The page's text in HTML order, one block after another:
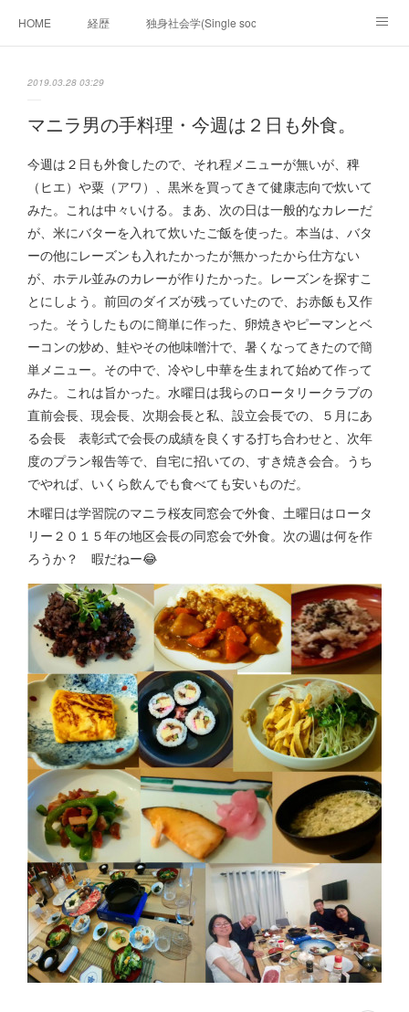
HOME 経歴 独身社会学(Single sociology)と高齢化社会学
移動出来て、工場で作る建物。未来２１００研究所
「心神の夢想２０２０」 フィリピンマンションは買うべきでは無い理由は全
海外生活の掟
フィリピンの問題点 フィリピンの歴史
未来２１００研究所他のアイデアマニラ男の手料理 総集編
https://globalclub.amebaownd.com/
2019.03.28 03:29
マニラ男の手料理・今週は２日も外食。
今週は２日も外食したので、それ程メニューが無いが、稗
（ヒエ）や粟（アワ）、黒米を買ってきて健康志向で炊いて
みた。これは中々いける。まあ、次の日は一般的なカレーだ
が、米にバターを入れて炊いたご飯を使った。本当は、バタ
ーの他にレーズンも入れたかったが無かったから仕方ない
が、ホテル並みのカレーが作りたかった。レーズンを探すこ
とにしよう。前回のダイズが残っていたので、お赤飯も又作
った。そうしたものに簡単に作った、卵焼きやピーマンとベ
ーコンの炒め、鮭やその他味噌汁で、暑くなってきたので簡
単メニュー。その中で、冷やし中華を生まれて始めて作って
みた。これは旨かった。水曜日は我らのロータリークラブの
直前会長、現会長、次期会長と私、設立会長での、５月にあ
る会長 表彰式で会長の成績を良くする打ち合わせと、次年
度のプラン報告等で、自宅に招いての、すき焼き会合。うち
でやれば、いくら飲んでも食べても安いものだ。
木曜日は学習院のマニラ桜友同窓会で外食、土曜日はロータ
リー２０１５年の地区会長の同窓会で外食。次の週は何を作
ろうか？ 暇だねー😂